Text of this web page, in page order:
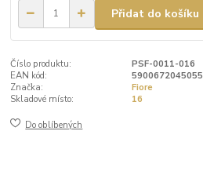
Přidat do košíku
Číslo produktu:
PSF-0011-016
EAN kód:
5900672045055
Značka:
Fiore
Skladové místo:
16
Do oblíbených